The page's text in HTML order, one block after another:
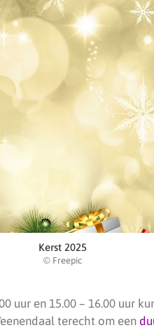
Kerst 2025
© Freepic
uur en 15.00 – 16.00 uur
terecht om een